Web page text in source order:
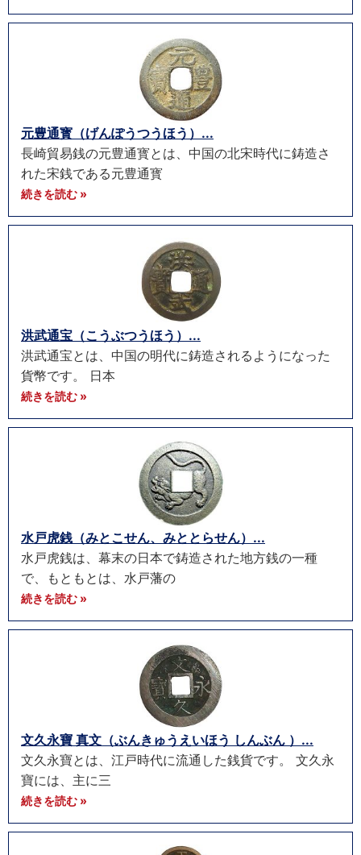
元豊通寳（げんぽうつうほう）...
長崎貿易銭の元豊通寳とは、中国の北宋時代に鋳造さ
れた宋銭である元豊通寳
続きを読む »
洪武通宝（こうぶつうほう）...
洪武通宝とは、中国の明代に鋳造されるようになった
貨幣です。 日本
続きを読む »
水戸虎銭（みとこせん、みととらせん）...
水戸虎銭は、幕末の日本で鋳造された地方銭の一種
で、もともとは、水戸藩の
続きを読む »
文久永寶 真文（ぶんきゅうえいほう しんぶん ）...
文久永寶とは、江戸時代に流通した銭貨です。 文久永
寶には、主に三
続きを読む »